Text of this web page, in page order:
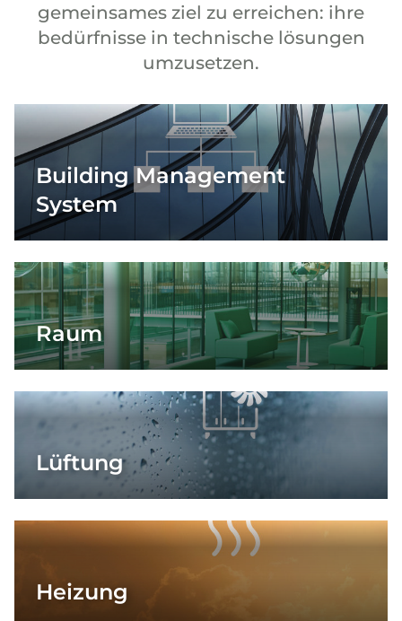
gemeinsames ziel zu erreichen: ihre
bedürfnisse in technische lösungen
umzusetzen.
Building Management
System
Raum
Lüftung
Heizung